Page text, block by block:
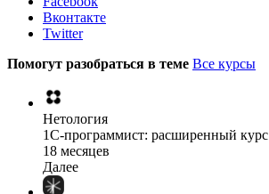
Вконтакте
Twitter
Помогут разобраться в теме Все курсы
Нетология
1C-программист: расширенный курс
18 месяцев
Далее